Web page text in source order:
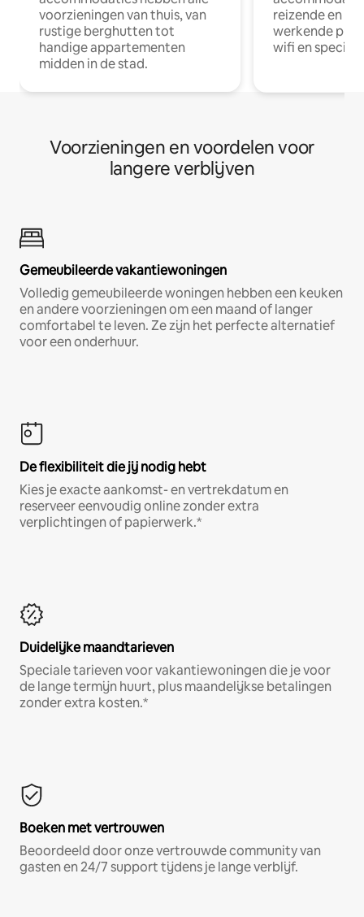
voorzieningen van thuis, van
rustige berghutten tot
handige appartementen
midden in de stad.
reizende en
werkende
wifi en
Voorzieningen en voordelen voor
langere verblijven
Gemeubileerde vakantiewoningen
Volledig gemeubileerde woningen hebben een keuken
en andere voorzieningen om een maand of langer
comfortabel te leven. Ze zijn het perfecte alternatief
voor een onderhuur.
De flexibiliteit die jij nodig hebt
Kies je exacte aankomst- en vertrekdatum en
reserveer eenvoudig online zonder extra
verplichtingen of papierwerk.*
Duidelijke maandtarieven
Speciale tarieven voor vakantiewoningen die je voor
de lange termijn huurt, plus maandelijkse betalingen
zonder extra kosten.*
Boeken met vertrouwen
Beoordeeld door onze vertrouwde community van
gasten en 24/7 support tijdens je lange verblijf.